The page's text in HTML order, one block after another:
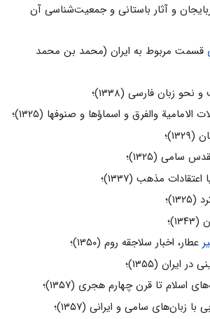
و آثار باستانى و جمعیت‌شناسى آن
قسمت مربوط به ایران (محمد بن محمد
زبان فارسى (۱۳۳۸)؛
الامامیة والفرق و اسماؤها و صنوفها (۱۳۲۵)؛
(۱۳۲۵)؛
مذهب (۱۳۳۷)؛
عطار، اخبار سلاجقه روم (۱۳۵۰)؛
ایران (۱۳۵۵)؛
اسلام تا قرن چهارم هجرى (۱۳۵۷)؛
زبان‌هاى سامى و ایرانى (۱۳۵۷)؛